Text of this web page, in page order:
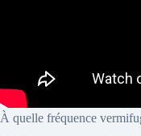
À quelle fréquence